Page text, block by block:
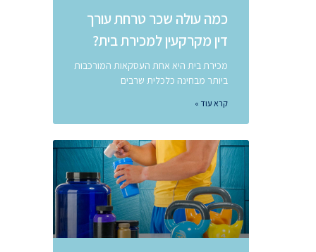
כמה עולה שכר טרחת עורך
דין מקרקעין למכירת בית?
מכירת בית היא אחת העסקאות המורכבות
ביותר מבחינה כלכלית שרבים
קרא עוד »